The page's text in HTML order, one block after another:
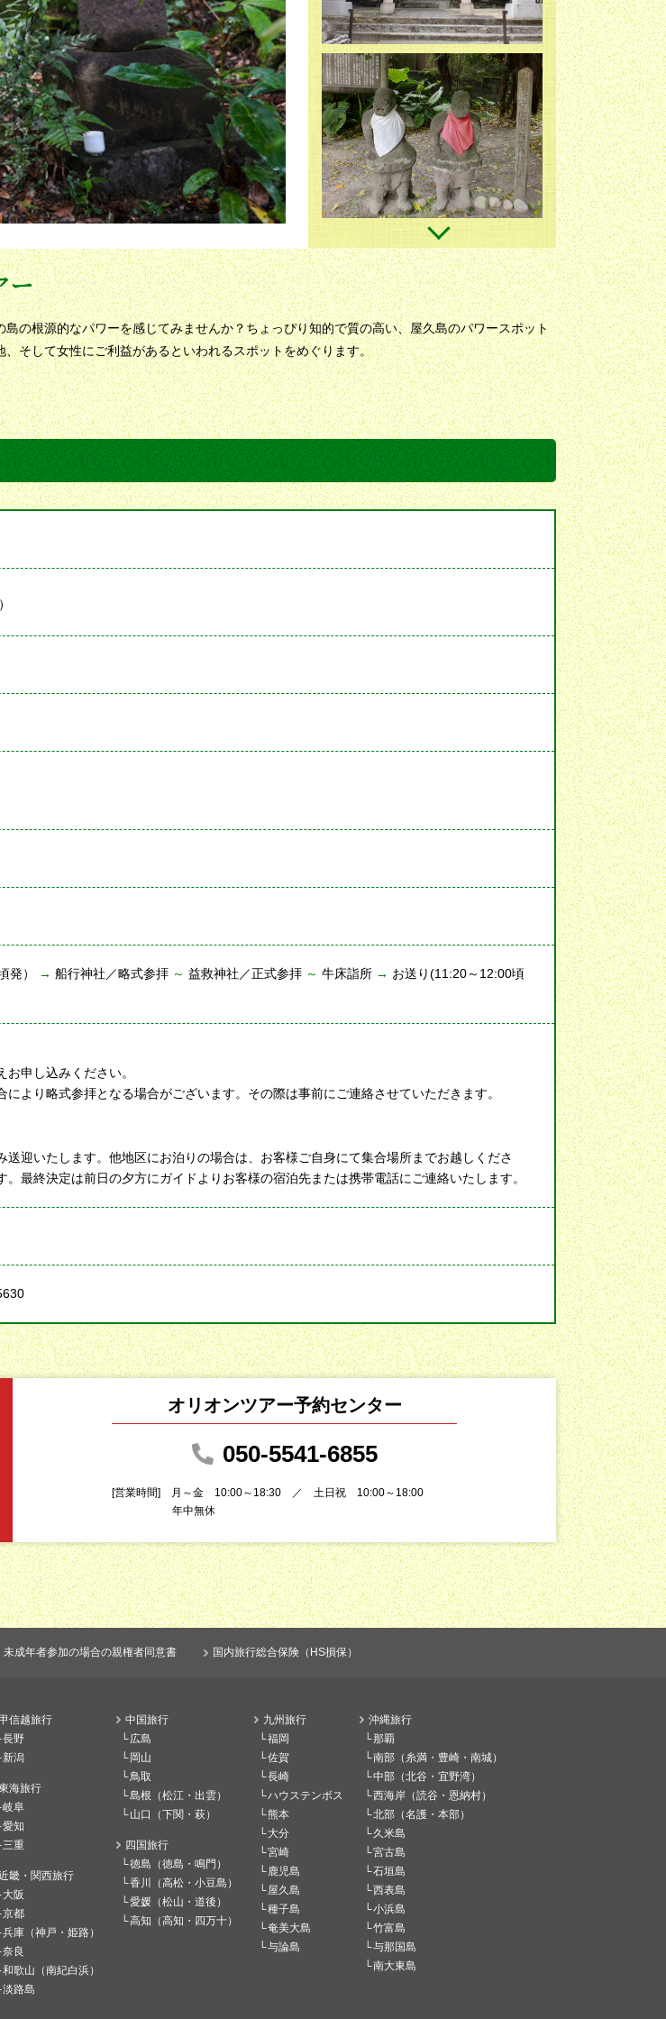
ー
の根源的なパワーを感じてみませんか？ちょっぴり知的で質の高い、屋久島のパワースポット
そして女性にご利益があるといわれるスポットをめぐります。
発） → 船行神社／略式参拝 ～ 益救神社／正式参拝 ～ 牛床詣所 → お送り(11:20～12:00頃
申し込みください。
より略式参拝となる場合がございます。その際は事前にご連絡させていただきます。
迎いたします。他地区にお泊りの場合は、お客様ご自身にて集合場所までお越しくださ
最終決定は前日の夕方にガイドよりお客様の宿泊先または携帯電話にご連絡いたします。
オリオンツアー予約センター
050-5541-6855
[営業時間]
月～金 10:00～18:30 ／ 土日祝 10:00～18:00
年中無休